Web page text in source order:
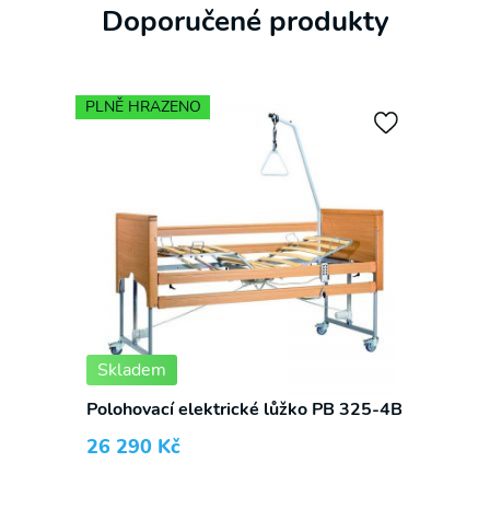
Doporučené produkty
Skladem
PLNĚ HRAZENO
Polohovací elektrické lůžko PB 325-4B
26 290 Kč